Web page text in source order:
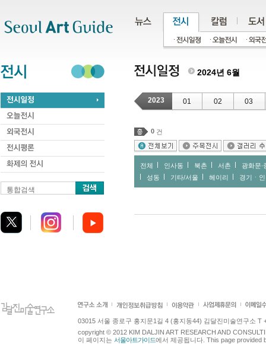
통합검색
2024년 6월
2023 01 02 03
0 건
전체 인사동 북촌 서촌
광화문∙
성동
기타/서울 헤이리 경기ㆍ
03015 서울 종로구 홍지문1길 4 (홍지동44) 김달진미술연구소 T
copyright © 2012 KIM DALJIN ART RESEARCH AND
이 페이지는 서울아트가이드에서 제공됩니다. This page provided